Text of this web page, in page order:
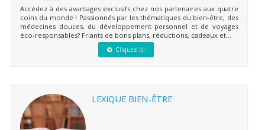
Accédez à des avantages exclusifs chez nos partenaires aux quatre
coins du monde ! Passionnés par les thématiques du bien-être, des
médecines douces, du développement personnel et de voyages
éco-responsables? Friants de bons plans, réductions, cadeaux et...
Cliquez ici
LEXIQUE BIEN-ÊTRE